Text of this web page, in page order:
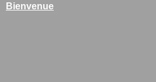
Bienvenue